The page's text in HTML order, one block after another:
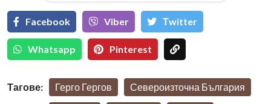
Facebook Viber Тwitter
Whatsapp Pinterest
Тагове: Герго Гергов Североизточна България